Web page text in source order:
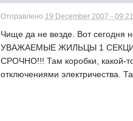
Отправлено 19 December 2007 - 09:21
Чище да не везде. Вот сегодня
УВАЖАЕМЫЕ ЖИЛЬЦЫ 1 СЕКЦИИ
СРОЧНО!!! Там коробки, какой-
отключениями электричества.